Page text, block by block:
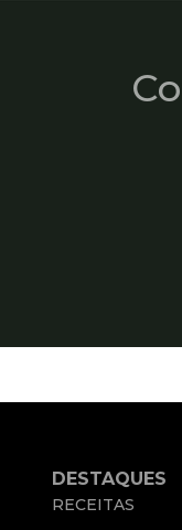
DESTAQUES
RECEITAS